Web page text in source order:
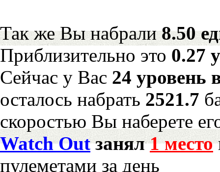
Так же Вы набрали8.50
Приблизительно это 0.27
Сейчас у Вас 24 уровень
осталось набрать 2521.7
скоростью Вы наберете
Watch Outзанял1 место
пулеметами за день